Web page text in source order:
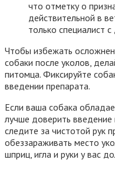
что отметку о
действительной в
только специалист
Чтобы избежать
собаки после уколов,
питомца. Фиксируйте
введении препарата.
Если ваша собака
лучше доверить введение
следите за чистотой рук
обеззараживать место
шприц, игла и руки у вас